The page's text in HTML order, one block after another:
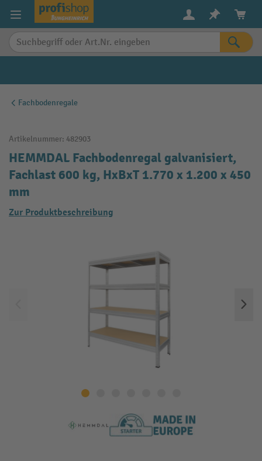
springen
Fachbodenregale
Artikelnummer: 482903
HEMMDAL Fachbodenregal galvanisiert,
Fachlast 600 kg, HxBxT 1.770 x 1.200 x 450
mm
Zur Produktbeschreibung